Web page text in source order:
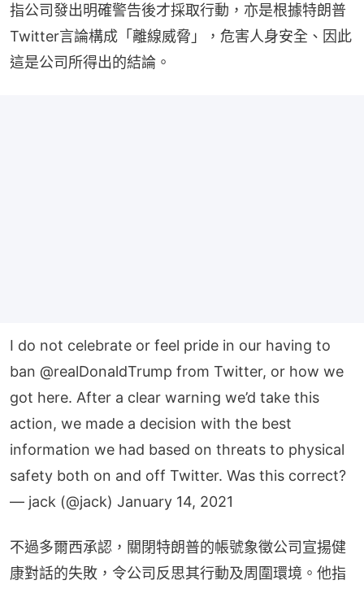
指公司發出明確警告後才採取行動，亦是根據特朗普
Twitter言論構成「離線威脅」，危害人身安全、因此
這是公司所得出的結論。
I do not celebrate or feel pride in our having to
ban @realDonaldTrump from Twitter, or how we
got here. After a clear warning we’d take this
action, we made a decision with the best
information we had based on threats to physical
safety both on and off Twitter. Was this correct?
— jack (@jack) January 14, 2021
不過多爾西承認，關閉特朗普的帳號象徵公司宣揚健
康對話的失敗，令公司反思其行動及周圍環境。他指